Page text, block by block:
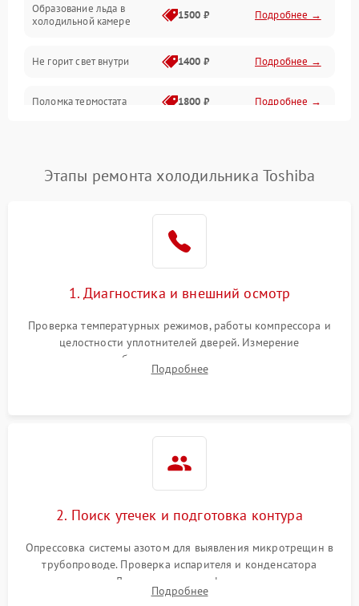
Образование льда в
холодильной камере
1500 ₽ Подробнее →
Не горит свет внутри 1400 ₽ Подробнее →
Поломка термостата 1800 ₽ Подробнее →
Поломка системы No Frost 2600 ₽ Подробнее →
работе
2000 ₽ Подробнее →
1000 ₽
1800 ₽
Этапы ремонта холодильника Toshiba
1. Диагностика и внешний осмотр
Проверка температурных режимов, работы компрессора и
целостности уплотнителей дверей. Измерение
сопротивления обмоток мотора, проверка термостата и
считывание кодов ошибок с электронного дисплея.
Подробнее
2. Поиск утечек и подготовка контура
Опрессовка системы азотом для выявления микротрещин в
трубопроводе. Проверка испарителя и конденсатора
течеискателем. Демонтаж старого фильтра-осушителя и
продувка капиллярной трубки для устранения засоров.
Подробнее